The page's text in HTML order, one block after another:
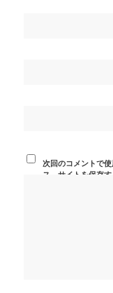
次回のコメントで
ス、サイトを保存す